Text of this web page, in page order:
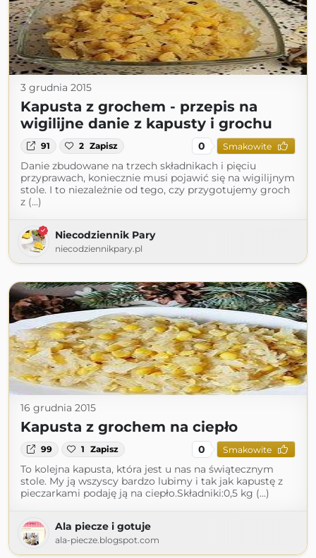
3 grudnia 2015
Kapusta z grochem - przepis na
wigilijne danie z kapusty i grochu
91 2 Zapisz 0 Smakowite
Danie zbudowane na trzech składnikach i pięciu
przyprawach, koniecznie musi pojawić się na wigilijnym
stole. I to niezależnie od tego, czy przygotujemy groch
z (...)
Niecodziennik Pary
niecodziennikpary.pl
16 grudnia 2015
Kapusta z grochem na ciepło
99 1 Zapisz 0 Smakowite
To kolejna kapusta, która jest u nas na świątecznym
stole. My ją wszyscy bardzo lubimy i tak jak kapustę z
pieczarkami podaję ją na ciepło.Składniki:0,5 kg (...)
Ala piecze i gotuje
ala-piecze.blogspot.com